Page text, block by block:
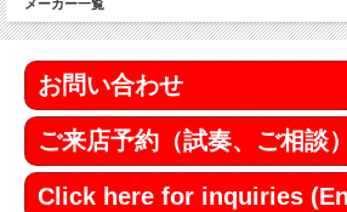
メーカー一覧
お問い合わせ
ご来店予約（試奏、ご相談）
Click here for inquiries